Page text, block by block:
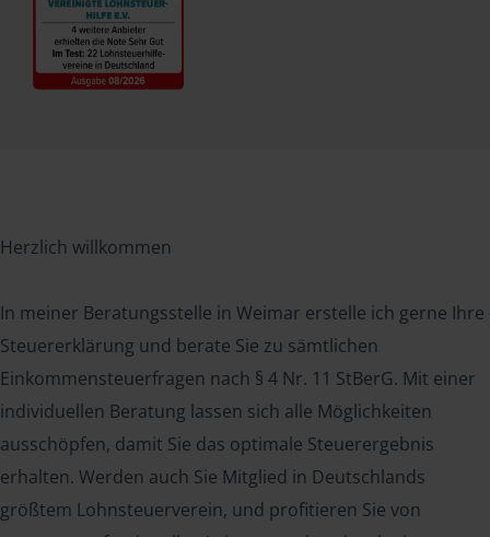
Herzlich willkommen
In meiner Beratungsstelle in Weimar erstelle ich gerne Ihre
Steuererklärung und berate Sie zu sämtlichen
Einkommensteuerfragen nach § 4 Nr. 11 StBerG. Mit einer
individuellen Beratung lassen sich alle Möglichkeiten
ausschöpfen, damit Sie das optimale Steuerergebnis
erhalten. Werden auch Sie Mitglied in Deutschlands
größtem Lohnsteuerverein, und profitieren Sie von